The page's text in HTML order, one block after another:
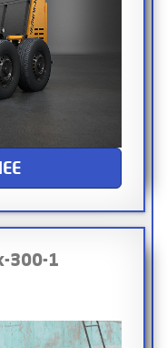
300-1